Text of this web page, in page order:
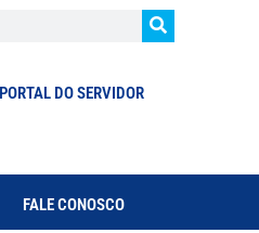
PORTAL DO SERVIDOR
FALE CONOSCO